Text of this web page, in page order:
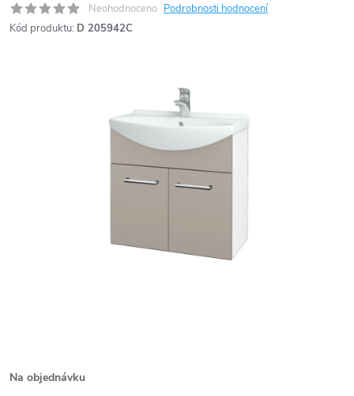
Neohodnoceno Podrobnosti hodnocení
Kód produktu: D 205942C
Na objednávku